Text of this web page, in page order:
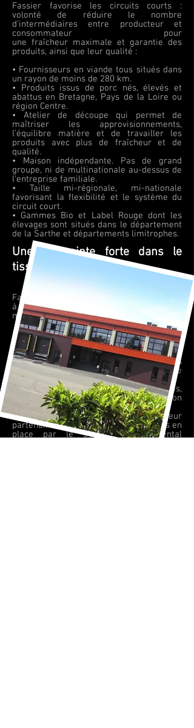
Fassier favorise les circuits courts :
volonté de réduire le nombre
d’intermédiaires entre producteur et
consommateur pour
une fraîcheur maximale et garantie des
produits, ainsi que leur qualité :
• Fournisseurs en viande tous situés dans
un rayon de moins de 280 km.
• Produits issus de porc nés, élevés et
abattus en Bretagne, Pays de la Loire ou
région Centre.
• Atelier de découpe qui permet de
maîtriser les approvisionnements,
l’équilibre matière et de travailler les
produits avec plus de fraîcheur et de
qualité.
• Maison indépendante. Pas de grand
groupe, ni de multinationale au-dessus de
l'entreprise familiale.
• Taille mi-régionale, mi-nationale
favorisant la flexibilité et le système du
circuit court.
• Gammes Bio et Label Rouge dont les
élevages sont situés dans le département
de la Sarthe et départements limitrophes.
Une empreinte forte dans le
tissu économique local
Fassier accorde une importance majeure
à l’économie locale via différentes actions
menées au travers de son activité :
• Favorise les fournisseurs implantés dans
l’Ouest de la France et s'engage à travers
différents partenariats.
• Travaille avec de nombreuses
entreprises locales, en Sarthe et dans le
grand Ouest.
• Emploi près de 200 salariés,
résidant majoritairement dans un rayon
de 25 km.
• Entreprise lauréate du label « employeur
partenaire des sapeurs-pompiers » mis en
place par le Service Départemental